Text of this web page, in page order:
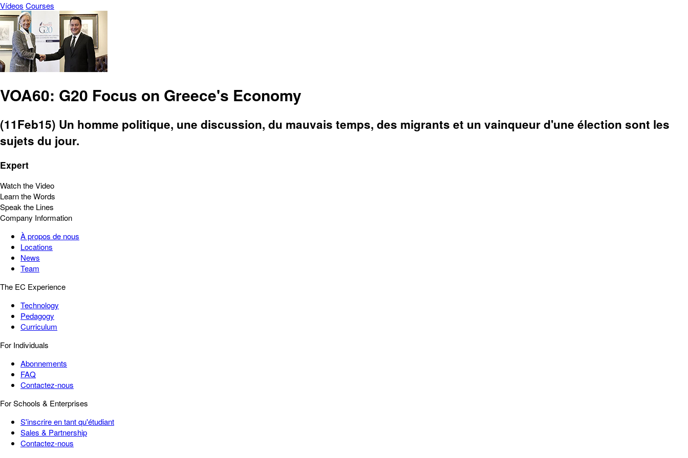
Vídeos Courses
VOA60: G20 Focus on Greece's Economy
(11Feb15) Un homme politique, une discussion, du mauvais temps, des migrants et un vainqueur d'une élection sont les
sujets du jour.
Expert
Watch the Video
Learn the Words
Speak the Lines
Company Information
À propos de nous
Locations
News
Team
The EC Experience
Technology
Pedagogy
Curriculum
For Individuals
Abonnements
FAQ
Contactez-nous
For Schools & Enterprises
S'inscrire en tant qu'étudiant
Sales & Partnership
Contactez-nous